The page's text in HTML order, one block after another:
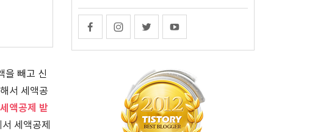
을 빼고 신
서 세액공
액공제 받
세액공제